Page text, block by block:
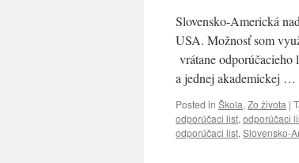
Slovensko-Americká
USA. Možnosť som
vrátane odporúčacieho
a jednej akademickej …
Posted in Škola, Zo života |
odporúčaci list, odporúčaci
odporúčaci list, Slovensko-